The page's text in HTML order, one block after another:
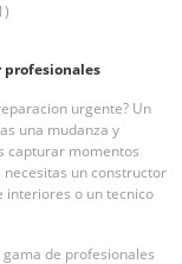
profesionales
urgente? Un
una mudanza y
capturar momentos
un constructor
interiores o un tecnico
de profesionales